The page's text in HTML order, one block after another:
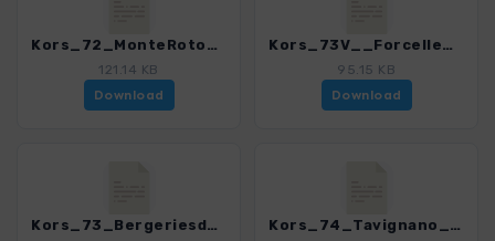
Kors_72_MonteRotondo_4280_18.gpx
121.14 KB
Download
Kors_73V__Forcelle_4280_18.gpx
95.15 KB
Download
Kors_73_BergeriesdeCappellaccia_4280_18.gpx Kors_74_Tavignano_4280_18.gpx